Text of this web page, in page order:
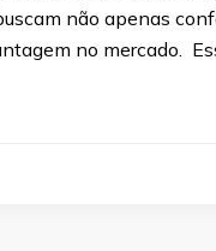
não apenas
no mercado.